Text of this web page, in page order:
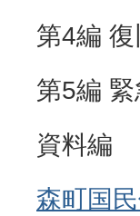
第4編
第5編
資料編
森町国